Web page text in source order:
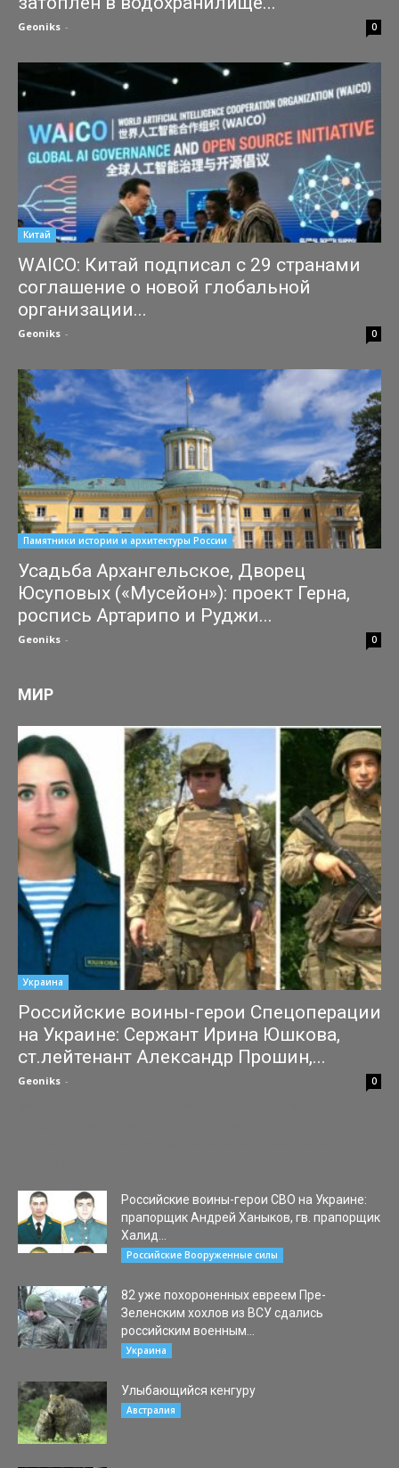
Geoniks - 0
Китай
WAICO: Китай подписал с 29 странами
соглашение о новой глобальной
организации...
Geoniks - 0
Памятники истории и архитектуры России
Усадьба Архангельское, Дворец
Юсуповых («Мусейон»): проект Герна,
роспись Артарипо и Руджи...
Geoniks - 0
МИР
Украина
Российские воины-герои Спецоперации
на Украине: Сержант Ирина Юшкова,
ст.лейтенант Александр Прошин,...
Geoniks - 0
Российские воины-герои СВО на Украине:
прапорщик Андрей Ханыков, гв. прапорщик
Халид...
Российские Вооруженные силы
82 уже похороненных евреем Пре-
Зеленским хохлов из ВСУ сдались
российским военным...
Украина
Улыбающийся кенгуру
Австралия